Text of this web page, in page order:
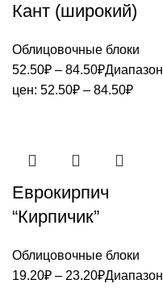
Кант (широкий)
Облицовочные блоки
52.50₽ – 84.50₽Диапазон
цен: 52.50₽ – 84.50₽
Еврокирпич
“Кирпичик”
Облицовочные блоки
19.20₽ – 23.20₽Диапазон